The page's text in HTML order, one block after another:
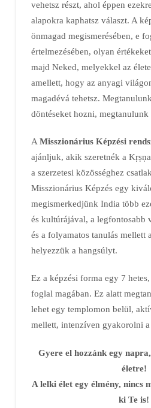
vehetsz részt, ahol éppen
alapokra kaphatsz választ. A
önmagad megismerésében, e
értelmezésében, olyan
majd Neked, melyekkel az
amellett, hogy az anyagi
magadévá tehetsz.
döntéseket hozni,
A Misszionárius Képzési
ajánljuk, akik szeretnék a
a szerzetesi közösséghez
Misszionárius Képzés egy
megismerkedjünk India több
és kultúrájával, a legfontosabb
és a folyamatos tanulás mellett
helyezzük a hangsúlyt.
Ez a képzési forma egy 7
foglal magában. Ez alatt
lehet egy templomon belül,
mellett, intenzíven gyakorolni
Gyere el hozzánk egy
életre!
A lelki élet egy élmény, nincs
ki Te is!